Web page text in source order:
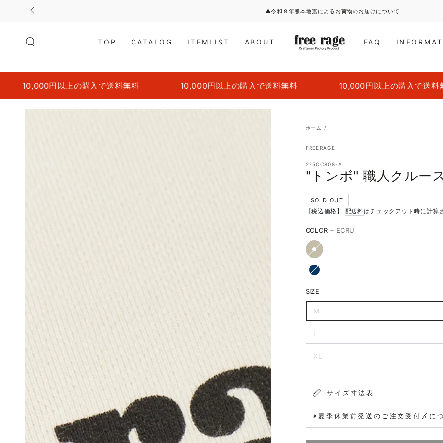
コンテンツにスキッ
プする
⚠令和８年熊本地震によるお荷物のお届けについて
TOP CATALOG ITEMLIST ABOUT FAQ
以上の購入で送料無料 10,000円以上の購入で送料無料 10,000円以上の購入で送料無料
ホーム /
FREERAGE
225CC808-A
"トンボ" 職人クルー
SOLD OUT
【税込価格】 配送料はチェックアウト時に計算
COLOR – ECRU
SIZE
M
L
XL
サイズ寸法表
※夏季休業前発送のご注文受付〆に